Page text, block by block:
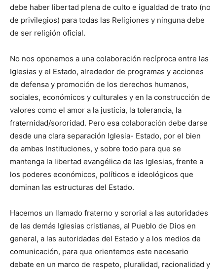
debe haber libertad plena de culto e igualdad de trato (no
de privilegios) para todas las Religiones y ninguna debe
de ser religión oficial.
No nos oponemos a una colaboración recíproca entre las
Iglesias y el Estado, alrededor de programas y acciones
de defensa y promoción de los derechos humanos,
sociales, económicos y culturales y en la construcción de
valores como el amor a la justicia, la tolerancia, la
fraternidad/sororidad. Pero esa colaboración debe darse
desde una clara separación Iglesia- Estado, por el bien
de ambas Instituciones, y sobre todo para que se
mantenga la libertad evangélica de las Iglesias, frente a
los poderes económicos, políticos e ideológicos que
dominan las estructuras del Estado.
Hacemos un llamado fraterno y sororial a las autoridades
de las demás Iglesias cristianas, al Pueblo de Dios en
general, a las autoridades del Estado y a los medios de
comunicación, para que orientemos este necesario
debate en un marco de respeto, pluralidad, racionalidad y